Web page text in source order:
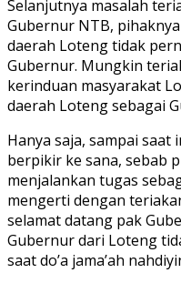
Selanjutnya masalah
Gubernur NTB,
daerah Loteng tidak
Gubernur. Mungkin
kerinduan masyarakat
daerah Loteng sebagai
Hanya saja, sampai
berpikir ke sana, sebab
menjalankan tugas
mengerti dengan
selamat datang pak
Gubernur dari Loteng
saat do’a jama’ah